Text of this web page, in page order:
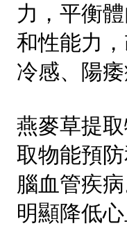
力，平衡
和性能力
冷感、陽
燕麥草提
取物能預
腦血管疾
明顯降低